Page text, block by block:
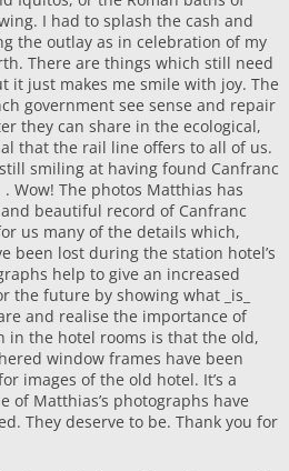
I had to splash the cash and
the outlay as in celebration of my
There are things which still need
it just makes me smile with joy. The
government see sense and repair
they can share in the ecological,
that the rail line offers to all of us.
smiling at having found Canfranc
Wow! The photos Matthias has
beautiful record of Canfranc
us many of the details which,
been lost during the station hotel’s
help to give an increased
the future by showing what _is_
and realise the importance of
in the hotel rooms is that the old,
window frames have been
images of the old hotel. It’s a
of Matthias’s photographs have
They deserve to be. Thank you for